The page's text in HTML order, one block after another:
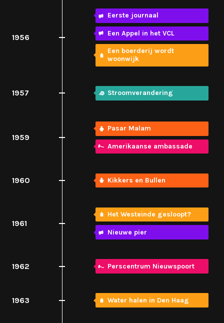
1956
Eerste journaal
Een Appel in het VCL
Een boerderij wordt
woonwijk
1957 Stroomverandering
1959
Pasar Malam
Amerikaanse ambassade
1960 Kikkers en Bullen
1961
Het Westeinde gesloopt?
Nieuwe pier
1962 Perscentrum Nieuwspoort
1963 Water halen in Den Haag